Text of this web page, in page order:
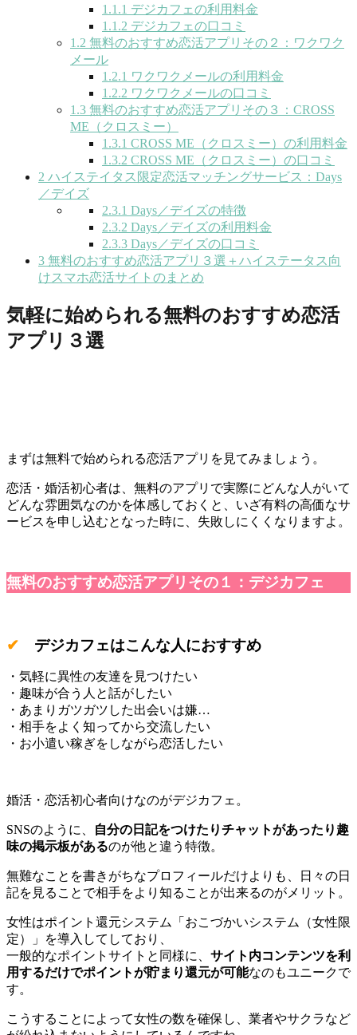
1.1.1 デジカフェの利用料金
1.1.2 デジカフェの口コミ
1.2 無料のおすすめ恋活アプリその２：ワクワク
メール
1.2.1 ワクワクメールの利用料金
1.2.2 ワクワクメールの口コミ
1.3 無料のおすすめ恋活アプリその３：CROSS
ME（クロスミー）
1.3.1 CROSS ME（クロスミー）の利用料金
1.3.2 CROSS ME（クロスミー）の口コミ
2 ハイステイタス限定恋活マッチングサービス：Days
／デイズ
2.3.1 Days／デイズの特徴
2.3.2 Days／デイズの利用料金
2.3.3 Days／デイズの口コミ
3 無料のおすすめ恋活アプリ３選＋ハイステータス向
けスマホ恋活サイトのまとめ
気軽に始められる無料のおすすめ恋活
アプリ３選
まずは無料で始められる恋活アプリを見てみましょう。
恋活・婚活初心者は、無料のアプリで実際にどんな人がいて
どんな雰囲気なのかを体感しておくと、いざ有料の高価なサ
ービスを申し込むとなった時に、失敗しにくくなりますよ。
無料のおすすめ恋活アプリその１：デジカフェ
✔ デジカフェはこんな人におすすめ
・気軽に異性の友達を見つけたい
・趣味が合う人と話がしたい
・あまりガツガツした出会いは嫌…
・相手をよく知ってから交流したい
・お小遣い稼ぎをしながら恋活したい
婚活・恋活初心者向けなのがデジカフェ。
SNSのように、
自分の日記をつけたりチャットがあったり趣
味の掲示板があるのが他と違う特徴。
無難なことを書きがちなプロフィールだけよりも、日々の日
記を見ることで相手をより知ることが出来るのがメリット。
女性はポイント還元システム「おこづかいシステム（女性限
定）」を導入してしており、
一般的なポイントサイトと同様に、 サイト内コンテンツを利
用するだけでポイントが貯まり還元が可能なのもユニークで
す。
こうすることによって女性の数を確保し、業者やサクラなど